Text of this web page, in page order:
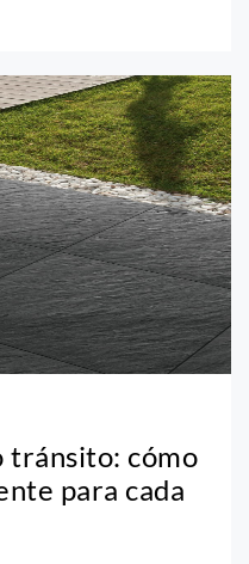
tránsito: cómo
para cada